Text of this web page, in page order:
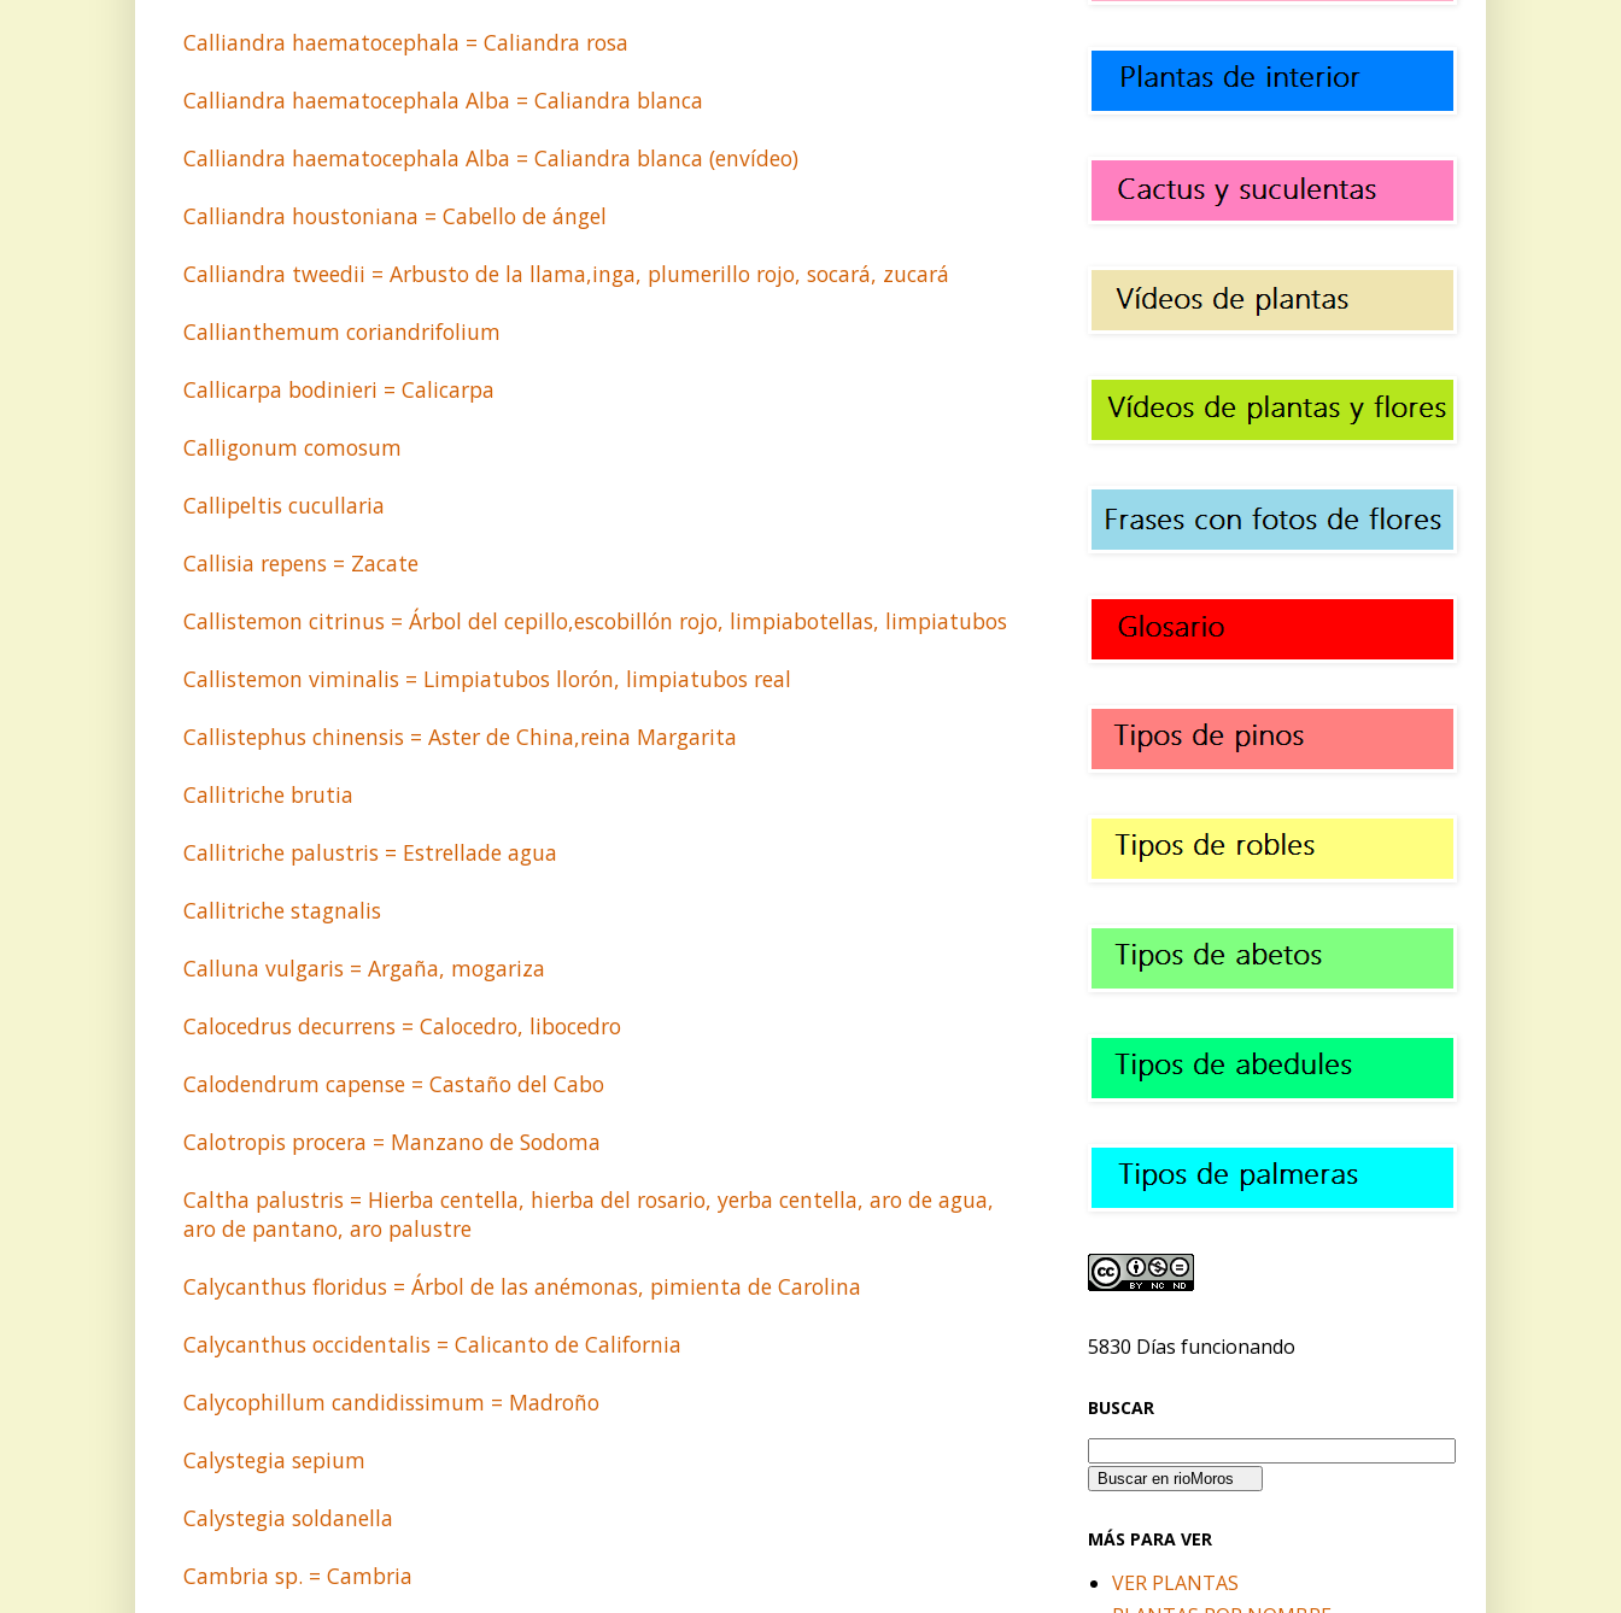
Calliandra haematocephala = Caliandra rosa
Calliandra haematocephala Alba = Caliandra blanca
Calliandra haematocephala Alba = Caliandra blanca (envídeo)
Calliandra houstoniana = Cabello de ángel
Calliandra tweedii = Arbusto de la llama,inga, plumerillo rojo, socará, zucará
Callianthemum coriandrifolium
Callicarpa bodinieri = Calicarpa
Calligonum comosum
Callipeltis cucullaria
Callisia repens = Zacate
Callistemon citrinus = Árbol del cepillo,escobillón rojo, limpiabotellas, limpiatubos
Callistemon viminalis = Limpiatubos llorón, limpiatubos real
Callistephus chinensis = Aster de China,reina Margarita
Callitriche brutia
Callitriche palustris = Estrellade agua
Callitriche stagnalis
Calluna vulgaris = Argaña, mogariza
Calocedrus decurrens = Calocedro, libocedro
Calodendrum capense = Castaño del Cabo
Calotropis procera = Manzano de Sodoma
Caltha palustris = Hierba centella, hierba del rosario, yerba centella, aro de agua,
aro de pantano, aro palustre
Calycanthus floridus = Árbol de las anémonas, pimienta de Carolina
Calycanthus occidentalis = Calicanto de California
Calycophillum candidissimum = Madroño
Calystegia sepium
Calystegia soldanella
Cambria sp. = Cambria
5830 Días funcionando
BUSCAR
MÁS PARA VER
VER PLANTAS